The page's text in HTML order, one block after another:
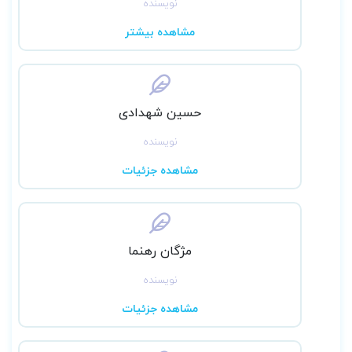
نویسنده
مشاهده بیشتر
حسین شهدادی
نویسنده
مشاهده جزئیات
مژگان رهنما
نویسنده
مشاهده جزئیات